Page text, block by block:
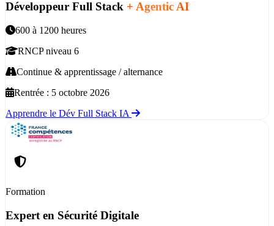
Développeur Full Stack + Agentic AI
600 à 1200 heures
RNCP niveau 6
Continue & apprentissage / alternance
Rentrée : 5 octobre 2026
Apprendre le Dév Full Stack IA
Formation
Expert en Sécurité Digitale